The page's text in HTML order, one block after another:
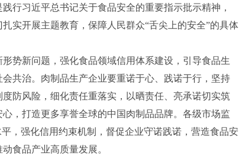
习近平总书记关于食品安全的重要指示批示精神，
实开展主题教育，保障人民群众“舌尖上的安全”的具体
新问题，强化食品领域信用体系建设，引导食品生
共治。肉制品生产企业要重诺于心、践诺于行，坚持
防风险，细化责任重落实，以晒责任、亮承诺切实筑
，打造更多享誉全球的中国肉制品品牌。各级市场监
，强化信用约束机制，督促企业守诺践诺，营造食品安
食品产业高质量发展。